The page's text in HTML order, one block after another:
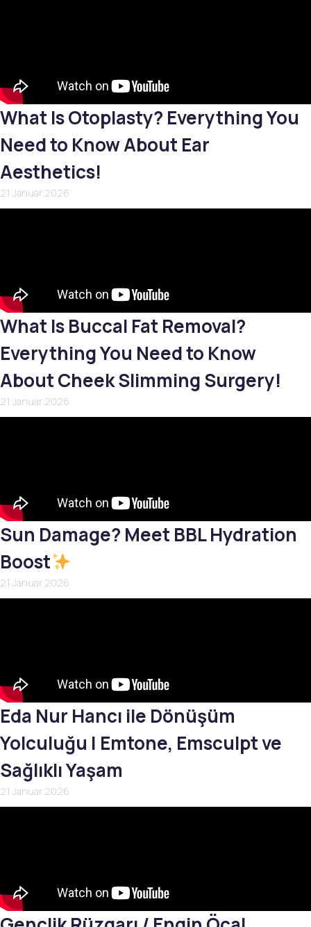
What Is Otoplasty? Everything You
Need to Know About Ear
Aesthetics!
21 Januar 2026
What Is Buccal Fat Removal?
Everything You Need to Know
About Cheek Slimming Surgery!
21 Januar 2026
Sun Damage? Meet BBL Hydration
Boost
21 Januar 2026
Eda Nur Hancı ile Dönüşüm
Yolculuğu | Emtone, Emsculpt ve
Sağlıklı Yaşam
21 Januar 2026